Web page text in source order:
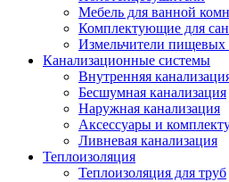
Мебель для ванной
Комплектующие для
Измельчители пищевых
Канализационные системы
Внутренняя
Бесшумная канализация
Наружная канализация
Аксессуары и
Ливневая канализация
Теплоизоляция
Теплоизоляция для труб